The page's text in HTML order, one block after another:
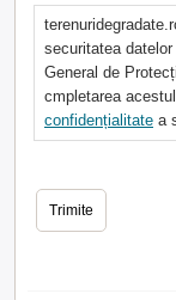
securitatea
General de
cmpletarea
confidențialitate a